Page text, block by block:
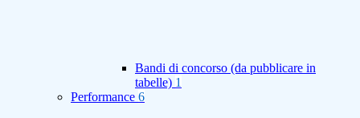
Bandi di concorso (da pubblicare in
tabelle) 1
Performance 6